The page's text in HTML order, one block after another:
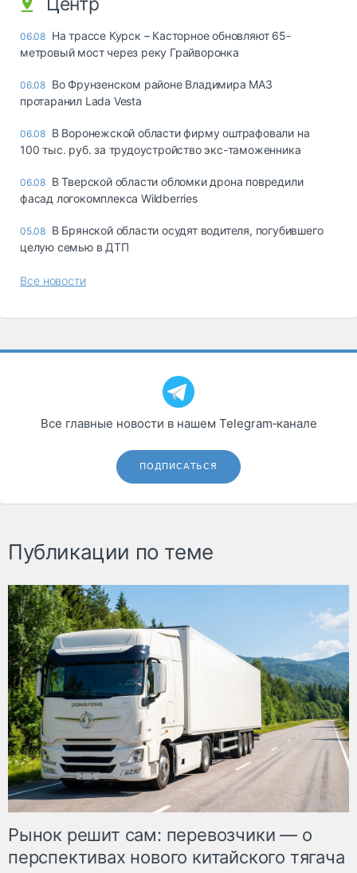
06.08 На трассе Курск – Касторное обновляют 65-
метровый мост через реку Грайворонка
06.08 Во Фрунзенском районе Владимира МАЗ
протаранил Lada Vesta
06.08 В Воронежской области фирму оштрафовали на
100 тыс. руб. за трудоустройство экс-таможенника
06.08 В Тверской области обломки дрона повредили
фасад логокомплекса Wildberries
05.08 В Брянской области осудят водителя, погубившего
целую семью в ДТП
Все новости
Все главные новости в нашем Telegram‑канале
ПОДПИСАТЬСЯ
Публикации по теме
Рынок решит сам: перевозчики — о
перспективах нового китайского тягача